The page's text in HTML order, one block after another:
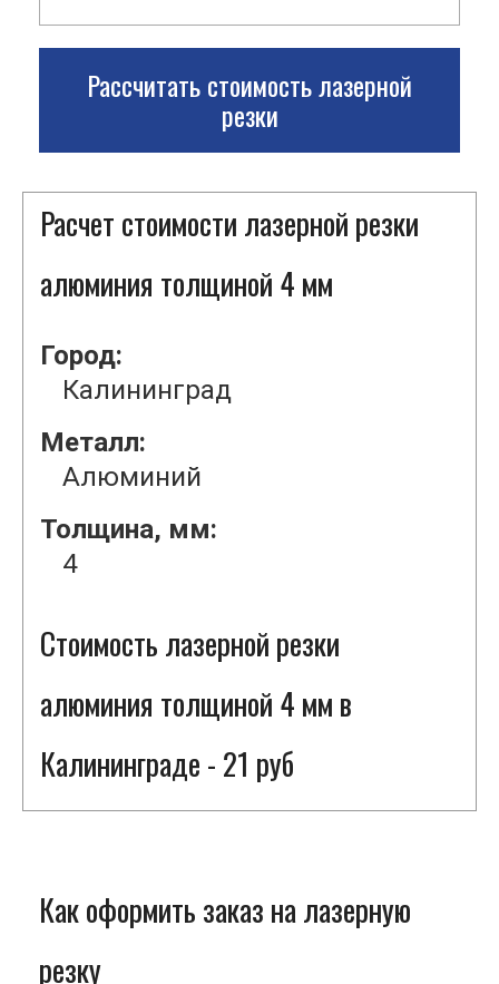
Рассчитать стоимость лазерной
резки
Расчет стоимости лазерной резки
алюминия толщиной 4 мм
Город:
Калининград
Металл:
Алюминий
Толщина, мм:
4
Стоимость лазерной резки
алюминия толщиной 4 мм в
Калининграде - 21 руб
Как оформить заказ на лазерную
резку